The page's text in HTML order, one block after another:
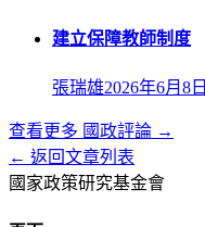
建立保障教師制度
張瑞雄2026年6月8日
查看更多 國政評論 →
← 返回文章列表
國家政策研究基金會